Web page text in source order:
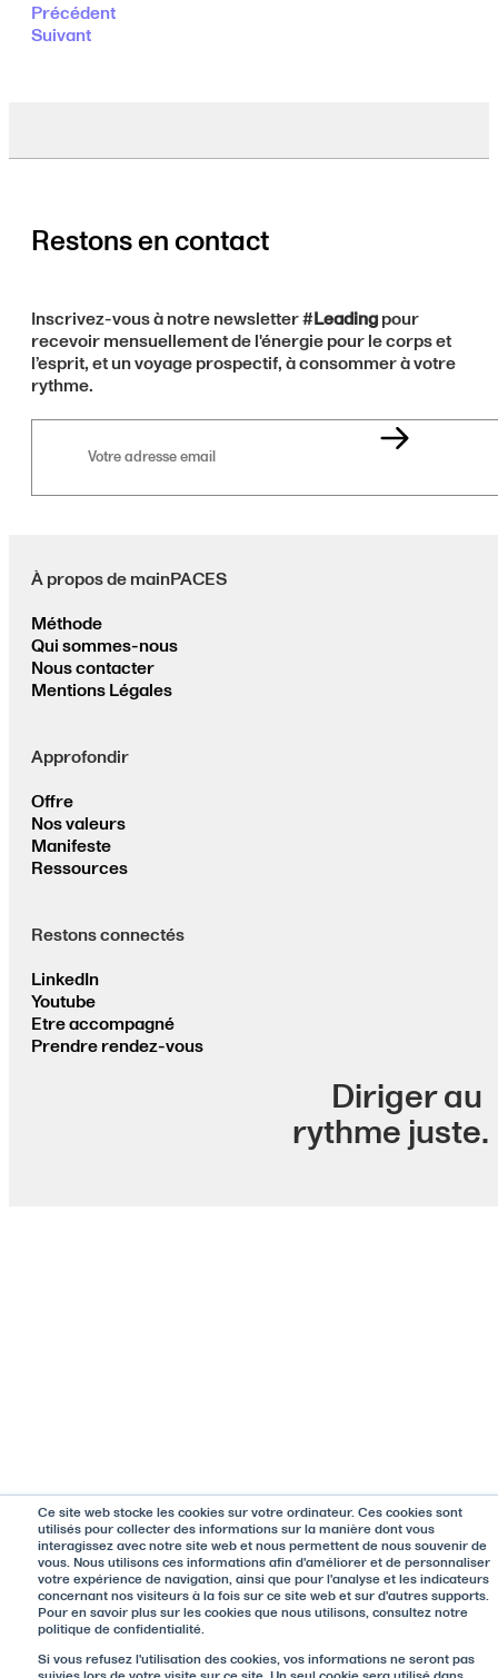
Ce site web stocke les cookies sur votre ordinateur. Ces cookies sont
utilisés pour collecter des informations sur la manière dont vous
interagissez avec notre site web et nous permettent de nous souvenir de
vous. Nous utilisons ces informations afin d'améliorer et de personnaliser
votre expérience de navigation, ainsi que pour l'analyse et les indicateurs
concernant nos visiteurs à la fois sur ce site web et sur d'autres supports.
Pour en savoir plus sur les cookies que nous utilisons, consultez notre
politique de confidentialité.
Si vous refusez l'utilisation des cookies, vos informations ne seront pas
Précédent
Suivant
Restons en contact
Inscrivez-vous à notre newsletter #Leadingpour
recevoir mensuellement de l'énergie pour le corps et
l’esprit, et un voyage prospectif, à consommer à votre
rythme.
Votre
À propos de mainPACES
Méthode
Qui sommes-nous
Nous contacter
Mentions Légales
Approfondir
Offre
Nos valeurs
Manifeste
Ressources
Restons connectés
LinkedIn
Youtube
Etre accompagné
Prendre rendez-vous
Diriger au
rythme juste.